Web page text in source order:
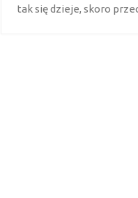
tak się dzieje, skoro